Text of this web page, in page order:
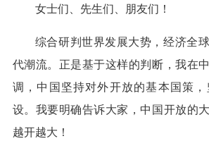
女士们、先生们、朋友们！
综合研判世界发展大势，经济全
代潮流。正是基于这样的判断，我在
调，中国坚持对外开放的基本国策
设。我要明确告诉大家，中国开放的
越开越大！